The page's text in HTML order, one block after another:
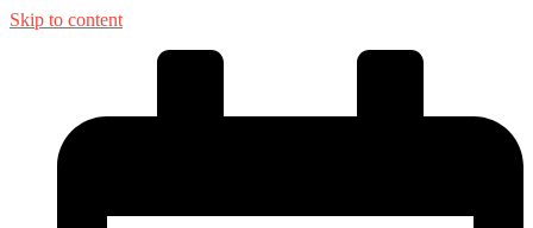
Skip to content